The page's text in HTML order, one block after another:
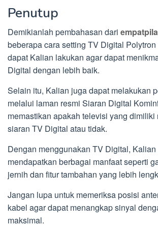
Penutup
Demikianlah pembahasan dari
beberapa cara setting TV Digital
dapat Kalian lakukan agar dapat
Digital dengan lebih baik.
Selain itu, Kalian juga dapat melakukan
melalui laman resmi Siaran Digital
memastikan apakah televisi yang dimiliki
siaran TV Digital atau tidak.
Dengan menggunakan TV Digital, Kalian
mendapatkan berbagai manfaat seperti
jernih dan fitur tambahan yang lebih
Jangan lupa untuk memeriksa posisi
kabel agar dapat menangkap sinyal
maksimal.